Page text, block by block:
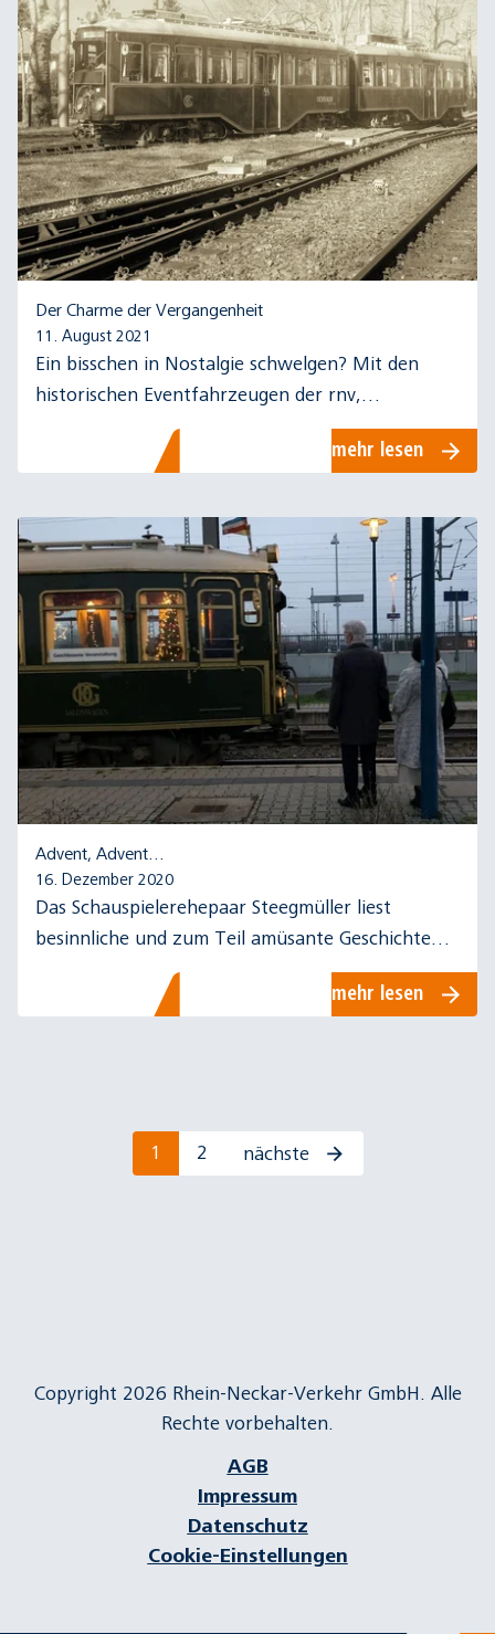
Der Charme der Vergangenheit
11. August 2021
Ein bisschen in Nostalgie schwelgen? Mit den
historischen Eventfahrzeugen der rnv,
Salonwagen und Sixty, ist das kein Problem!
mehr lesen
Advent, Advent…
16. Dezember 2020
Das Schauspielerehepaar Steegmüller liest
besinnliche und zum Teil amüsante Geschichten
im historischen Salonwagen der rnv.
mehr lesen
1 2 nächste
Copyright 2026 Rhein-Neckar-Verkehr GmbH. Alle
Rechte vorbehalten.
AGB
Impressum
Datenschutz
Cookie-Einstellungen